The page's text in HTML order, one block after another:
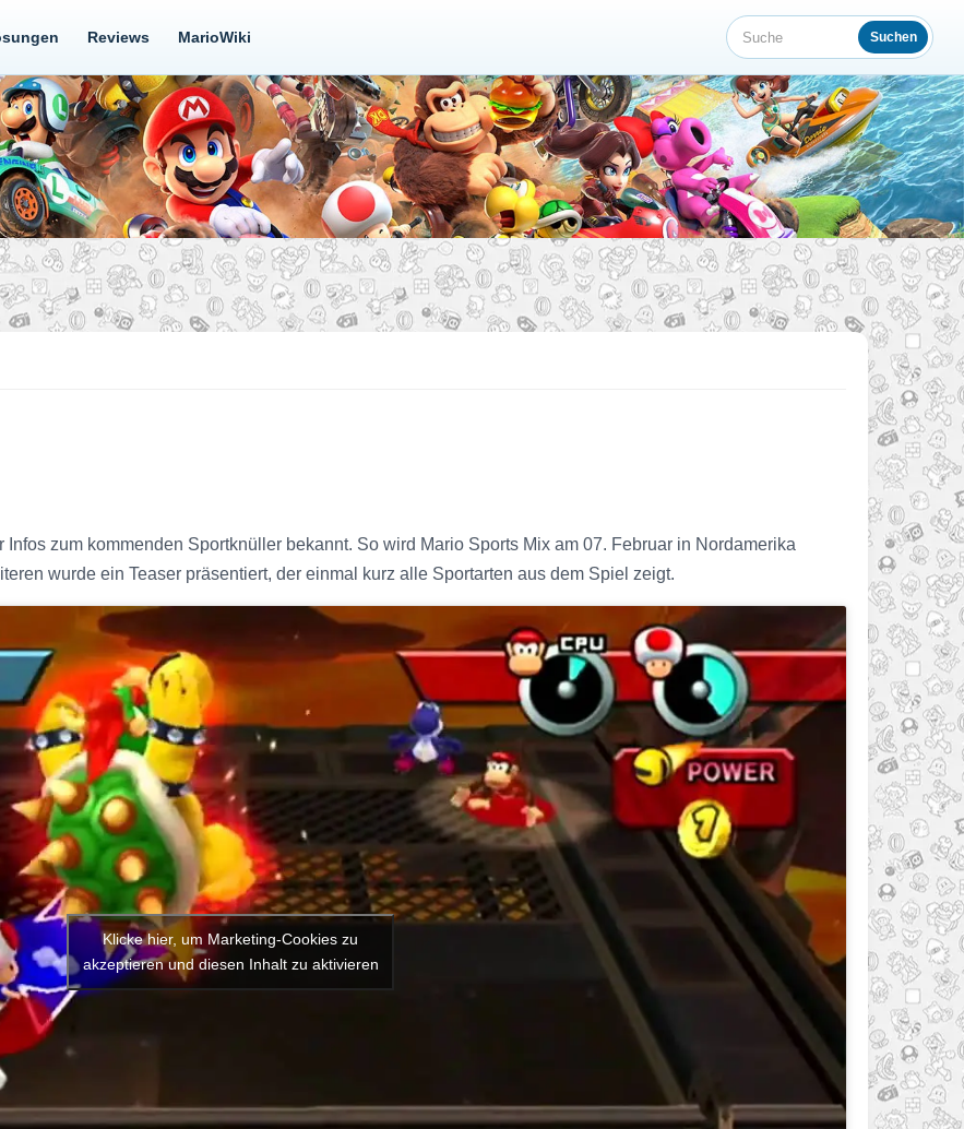
Reviews MarioWiki Suche Suchen
zum kommenden Sportknüller bekannt. So wird Mario Sports Mix am 07. Februar in Nordamerika
wurde ein Teaser präsentiert, der einmal kurz alle Sportarten aus dem Spiel zeigt.
Klicke hier, um Marketing-Cookies zu
akzeptieren und diesen Inhalt zu aktivieren